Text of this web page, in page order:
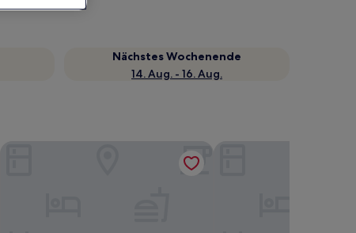
Nächstes Wochenende
14. Aug. - 16. Aug.
HOM Hotel Gainesville, SureStay Collection by Best Western